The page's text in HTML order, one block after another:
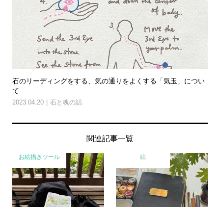
石のリーディングをする、気の通りをよくする「気玉」につい
て
2023.04.20 石と魂の話
関連記事一覧
お絵描きツール 絵